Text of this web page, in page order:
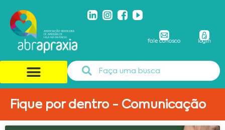
fale conosco login
Fique por dentro - Comunicação